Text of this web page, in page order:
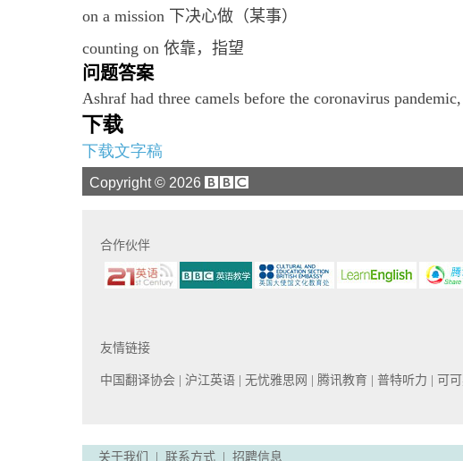
on a mission 下决心做（某事）
counting on 依靠，指望
问题答案
Ashraf had three camels before the coronavirus
下载
下载文字稿
Copyright © 2026
合作伙伴
友情链接
中国翻译协会 | 沪江英语 | 无忧雅思网 | 腾讯教育 | 普特听力 | 可
关于我们 | 联系方式 | 招聘信息